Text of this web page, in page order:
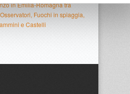
in Emilia-Romagna tra
Fuochi in spiaggia,
e Castelli